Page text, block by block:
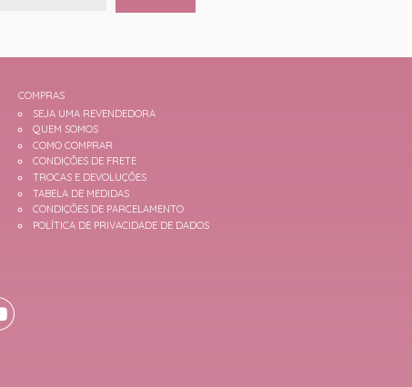
COMPRAS
SEJA UMA REVENDEDORA
QUEM SOMOS
COMO COMPRAR
CONDIÇÕES DE FRETE
TROCAS E DEVOLUÇÕES
TABELA DE MEDIDAS
CONDIÇÕES DE PARCELAMENTO
POLÍTICA DE PRIVACIDADE DE DADOS